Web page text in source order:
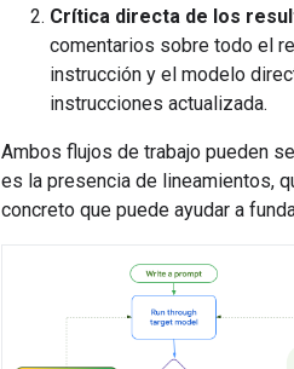
Crítica directa de los
comentarios sobre todo el
instrucción y el modelo
instrucciones actualizada.
Ambos flujos de trabajo pueden
es la presencia de lineamientos,
concreto que puede ayudar a